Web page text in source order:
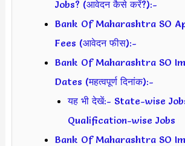
Jobs? (आवेदन कैसे करें?):-
Bank Of Maharashtra SO
Fees (आवेदन फीस):-
Bank Of Maharashtra SO
Dates (महत्वपूर्ण दिनांक):-
यह भी देखें:- State-wise
Qualification-wise Jobs
Bank Of Maharashtra SO